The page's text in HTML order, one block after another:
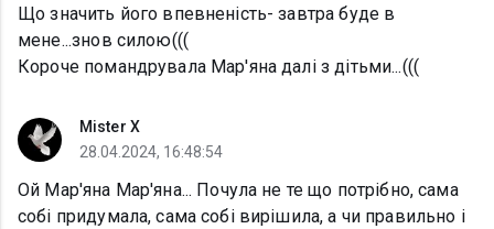
Що значить його впевненість- завтра буде в
мене...знов силою(((
Короче помандрувала Мар'яна далі з дітьми...(((
Mister X
28.04.2024, 16:48:54
Ой Мар'яна Мар'яна... Почула не те що потрібно, сама
собі придумала, сама собі вирішила, а чи правильно і